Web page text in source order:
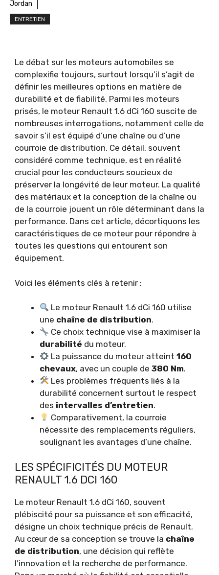
Jordan
ENTRETIEN
Le débat sur les moteurs automobiles se
complexifie toujours, surtout lorsqu’il s’agit de
définir les meilleures options en matière de
durabilité et de fiabilité. Parmi les moteurs
prisés, le moteur Renault 1.6 dCi 160 suscite de
nombreuses interrogations, notamment celle de
savoir s’il est équipé d’une chaîne ou d’une
courroie de distribution. Ce détail, souvent
considéré comme technique, est en réalité
crucial pour les conducteurs soucieux de
préserver la longévité de leur moteur. La qualité
des matériaux et la conception de la chaîne ou
de la courroie jouent un rôle déterminant dans la
performance. Dans cet article, décortiquons les
caractéristiques de ce moteur pour répondre à
toutes les questions qui entourent son
équipement.
Voici les éléments clés à retenir :
Le moteur Renault 1.6 dCi 160 utilise
une chaîne de distribution.
Ce choix technique vise à maximiser la
durabilité du moteur.
La puissance du moteur atteint160
chevaux, avec un couple de 380 Nm.
Les problèmes fréquents liés à la
durabilité concernent surtout le respect
des intervalles d’entretien.
Comparativement, la courroie
nécessite des remplacements réguliers,
soulignant les avantages d’une chaîne.
LES SPÉCIFICITÉS DU MOTEUR
RENAULT 1.6 DCI 160
Le moteur Renault 1.6 dCi 160, souvent
plébiscité pour sa puissance et son efficacité,
désigne un choix technique précis de Renault.
Au cœur de sa conception se trouve la chaîne
de distribution, une décision qui reflète
l’innovation et la recherche de performance.